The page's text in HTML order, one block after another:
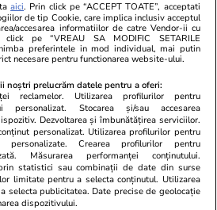
aici. Prin click pe “ACCEPT TOATE”, acceptati
de tip Cookie, care implica inclusiv acceptul
accesarea informatiilor de catre Vendor-ii cu
pe “VREAU SA MODIFIC SETARILE
preferintele in mod individual, mai putin
necesare pentru functionarea website-ului.
noștri prelucrăm datele pentru a oferi:
reclamelor. Utilizarea profilurilor pentru
personalizat. Stocarea și/sau accesarea
Dezvoltarea și îmbunătățirea serviciilor.
personalizat. Utilizarea profilurilor pentru
personalizate. Crearea profilurilor pentru
Măsurarea performanței conținutului.
statistici sau combinații de date din surse
limitate pentru a selecta conținutul. Utilizarea
selecta publicitatea. Date precise de geolocație
dispozitivului.